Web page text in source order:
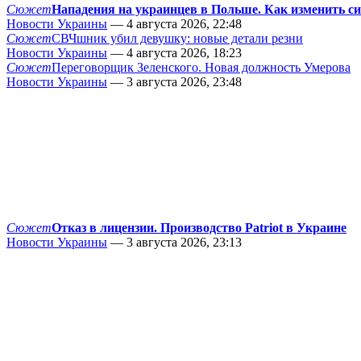
СюжетНападения на украинцев в Польше. Как изменить
Новости Украины — 4 августа 2026, 22:48
СюжетСВЧшник убил девушку: новые детали резни
Новости Украины — 4 августа 2026, 18:23
СюжетПереговорщик Зеленского. Новая должность Умерова
Новости Украины — 3 августа 2026, 23:48
СюжетОтказ в лицензии. Производство Patriot в Украине
Новости Украины — 3 августа 2026, 23:13